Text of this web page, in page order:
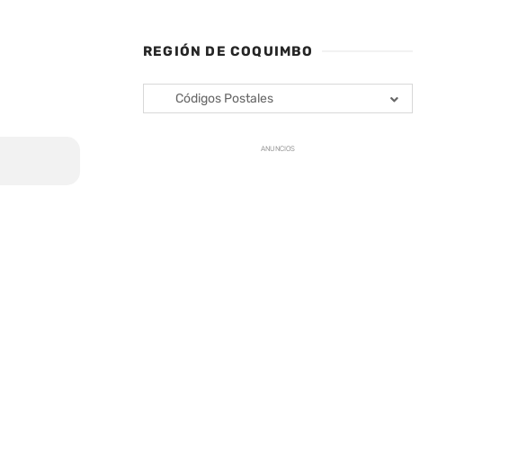
REGIÓN DE COQUIMBO
Códigos Postales
ANUNCIOS